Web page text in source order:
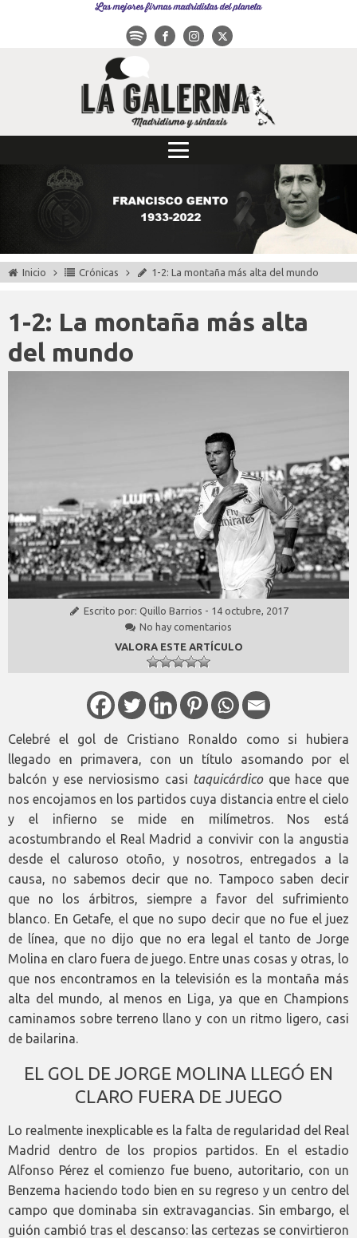
Las mejores firmas madridistas del planeta
Inicio Crónicas 1-2: La montaña más alta del mundo
1-2: La montaña más alta
del mundo
Escrito por: Quillo Barrios - 14 octubre, 2017
No hay comentarios
VALORA ESTE ARTÍCULO
Celebré el gol de Cristiano Ronaldo como si hubiera
llegado en primavera, con un título asomando por el
balcón y ese nerviosismo casi taquicárdicoque hace que
nos encojamos en los partidos cuya distancia entre el cielo
y el infierno se mide en milímetros. Nos está
acostumbrando el Real Madrid a convivir con la angustia
desde el caluroso otoño, y nosotros, entregados a la
causa, no sabemos decir que no. Tampoco saben decir
que no los árbitros, siempre a favor del sufrimiento
blanco. En Getafe, el que no supo decir que no fue el juez
de línea, que no dijo que no era legal el tanto de Jorge
Molina en claro fuera de juego. Entre unas cosas y otras, lo
que nos encontramos en la televisión es la montaña más
alta del mundo, al menos en Liga, ya que en Champions
caminamos sobre terreno llano y con un ritmo ligero, casi
de bailarina.
EL GOL DE JORGE MOLINA LLEGÓ EN
CLARO FUERA DE JUEGO
Lo realmente inexplicable es la falta de regularidad del Real
Madrid dentro de los propios partidos. En el estadio
Alfonso Pérez el comienzo fue bueno, autoritario, con un
Benzema haciendo todo bien en su regreso y un centro del
campo que dominaba sin extravagancias. Sin embargo, el
guión cambió tras el descanso: las certezas se convirtieron